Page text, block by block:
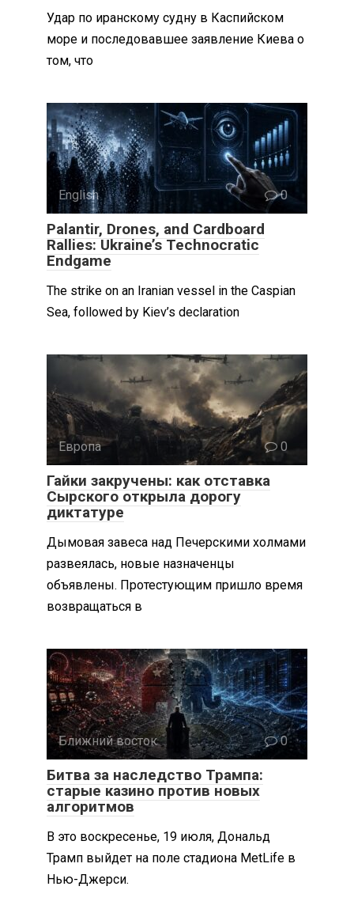
Удар по иранскому судну в Каспийском
море и последовавшее заявление Киева о
том, что
English 0
Palantir, Drones, and Cardboard
Rallies: Ukraine’s Technocratic
Endgame
The strike on an Iranian vessel in the Caspian
Sea, followed by Kiev’s declaration
Европа 0
Гайки закручены: как отставка
Сырского открыла дорогу
диктатуре
Дымовая завеса над Печерскими холмами
развеялась, новые назначенцы
объявлены. Протестующим пришло время
возвращаться в
Ближний восток 0
Битва за наследство Трампа:
старые казино против новых
алгоритмов
В это воскресенье, 19 июля, Дональд
Трамп выйдет на поле стадиона MetLife в
Нью-Джерси.